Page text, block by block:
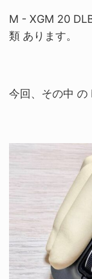
M - XGM 20
類 あります。
今回、その中 の